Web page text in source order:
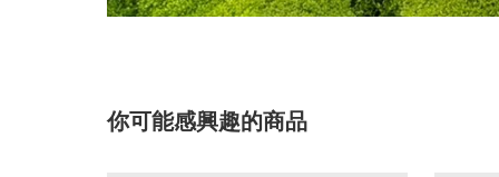
你可能感興趣的商品